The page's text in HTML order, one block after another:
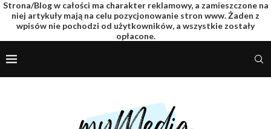
Strona/Blog w całości ma charakter reklamowy, a zamieszczone na
niej artykuły mają na celu pozycjonowanie stron www. Żaden z
wpisów nie pochodzi od użytkowników, a wszystkie zostały
opłacone.